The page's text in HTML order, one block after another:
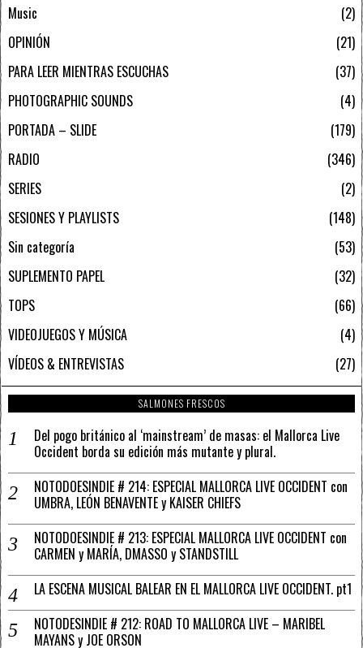
Music
2
OPINIÓN
21
PARA LEER MIENTRAS ESCUCHAS
37
PHOTOGRAPHIC SOUNDS
4
PORTADA – SLIDE
179
RADIO
346
SERIES
2
SESIONES Y PLAYLISTS
148
Sin categoría
53
SUPLEMENTO PAPEL
32
TOPS
66
VIDEOJUEGOS Y MÚSICA
4
VÍDEOS & ENTREVISTAS
27
SALMONES FRESCOS
Del pogo británico al ‘mainstream’ de masas: el Mallorca Live
Occident borda su edición más mutante y plural.
NOTODOESINDIE # 214: ESPECIAL MALLORCA LIVE OCCIDENT con
UMBRA, LEÓN BENAVENTE y KAISER CHIEFS
NOTODOESINDIE # 213: ESPECIAL MALLORCA LIVE OCCIDENT con
CARMEN y MARÍA, DMASSO y STANDSTILL
LA ESCENA MUSICAL BALEAR EN EL MALLORCA LIVE OCCIDENT. pt1
NOTODESINDIE # 212: ROAD TO MALLORCA LIVE – MARIBEL
MAYANS y JOE ORSON